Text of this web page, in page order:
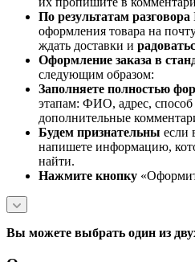
По результатам разговора
оформления товара на
ждать доставки и
Оформление заказа в
следующим образом:
Заполняете полностью
этапам: ФИО, адрес, способ
дополнительные
Будем признательны если
напишете информацию,
найти.
Нажмите кнопку
Вы можете выбрать один из